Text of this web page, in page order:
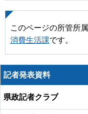
このページの所管所
消費生活課です。
記者発表資料
県政記者クラブ